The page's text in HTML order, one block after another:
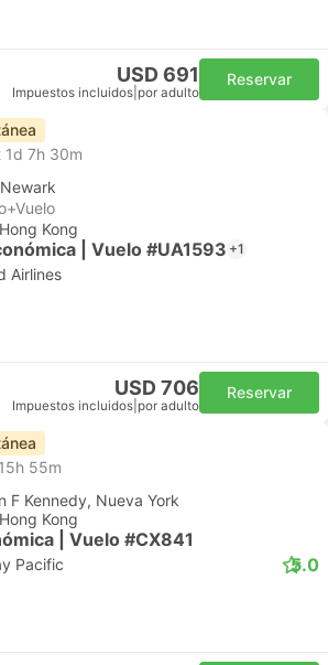
USD 691
Impuestos incluidos por adulto
Reservar
1d 7h 30m
Kong
| Vuelo #UA1593 +1
Airlines
USD 706
Impuestos incluidos por adulto
Reservar
15h 55m
F Kennedy, Nueva York
Kong
| Vuelo #CX841
Pacific 5.0